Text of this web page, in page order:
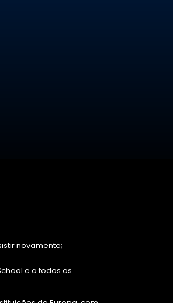
novamente;
e a todos os